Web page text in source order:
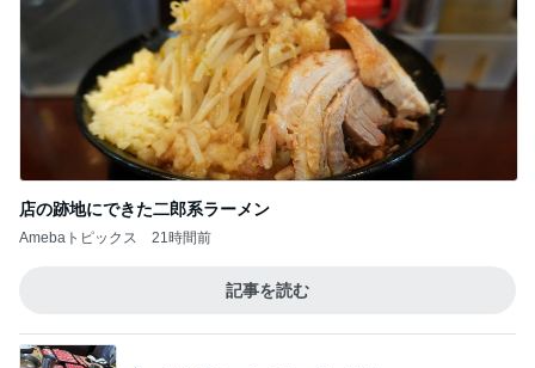
店の跡地にできた二郎系ラーメン
Amebaトピックス 21時間前
記事を読む